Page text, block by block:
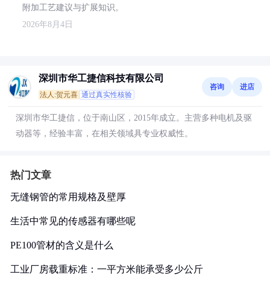
附加工艺建议与扩展知识。
2026年8月4日
深圳市华工捷信科技有限公司
法人:贺元喜 通过真实性核验
咨询 进店
深圳市华工捷信，位于南山区，2015年成立。主营多种电机及驱
动器等，经验丰富，在相关领域具专业权威性。
热门文章
无缝钢管的常用规格及壁厚
生活中常见的传感器有哪些呢
PE100管材的含义是什么
工业厂房载重标准：一平方米能承受多少公斤